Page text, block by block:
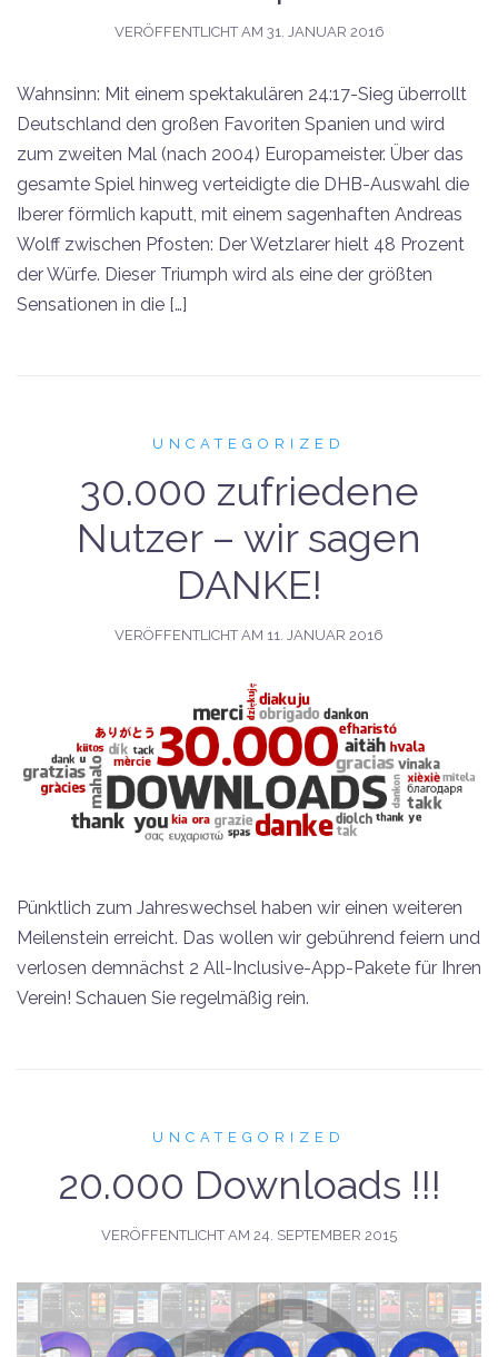
VERÖFFENTLICHT AM 31. JANUAR 2016
Wahnsinn: Mit einem spektakulären 24:17-Sieg überrollt
Deutschland den großen Favoriten Spanien und wird
zum zweiten Mal (nach 2004) Europameister. Über das
gesamte Spiel hinweg verteidigte die DHB-Auswahl die
Iberer förmlich kaputt, mit einem sagenhaften Andreas
Wolff zwischen Pfosten: Der Wetzlarer hielt 48 Prozent
der Würfe. Dieser Triumph wird als eine der größten
Sensationen in die […]
UNCATEGORIZED
30.000 zufriedene
Nutzer – wir sagen
DANKE!
VERÖFFENTLICHT AM 11. JANUAR 2016
Pünktlich zum Jahreswechsel haben wir einen weiteren
Meilenstein erreicht. Das wollen wir gebührend feiern und
verlosen demnächst 2 All-Inclusive-App-Pakete für Ihren
Verein! Schauen Sie regelmäßig rein.
UNCATEGORIZED
20.000 Downloads !!!
VERÖFFENTLICHT AM 24. SEPTEMBER 2015